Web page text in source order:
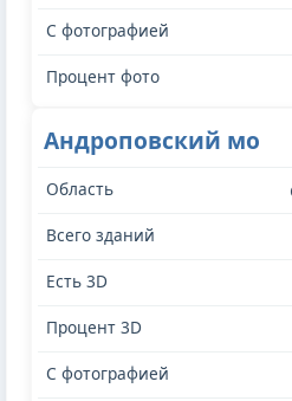
Андроповский мо